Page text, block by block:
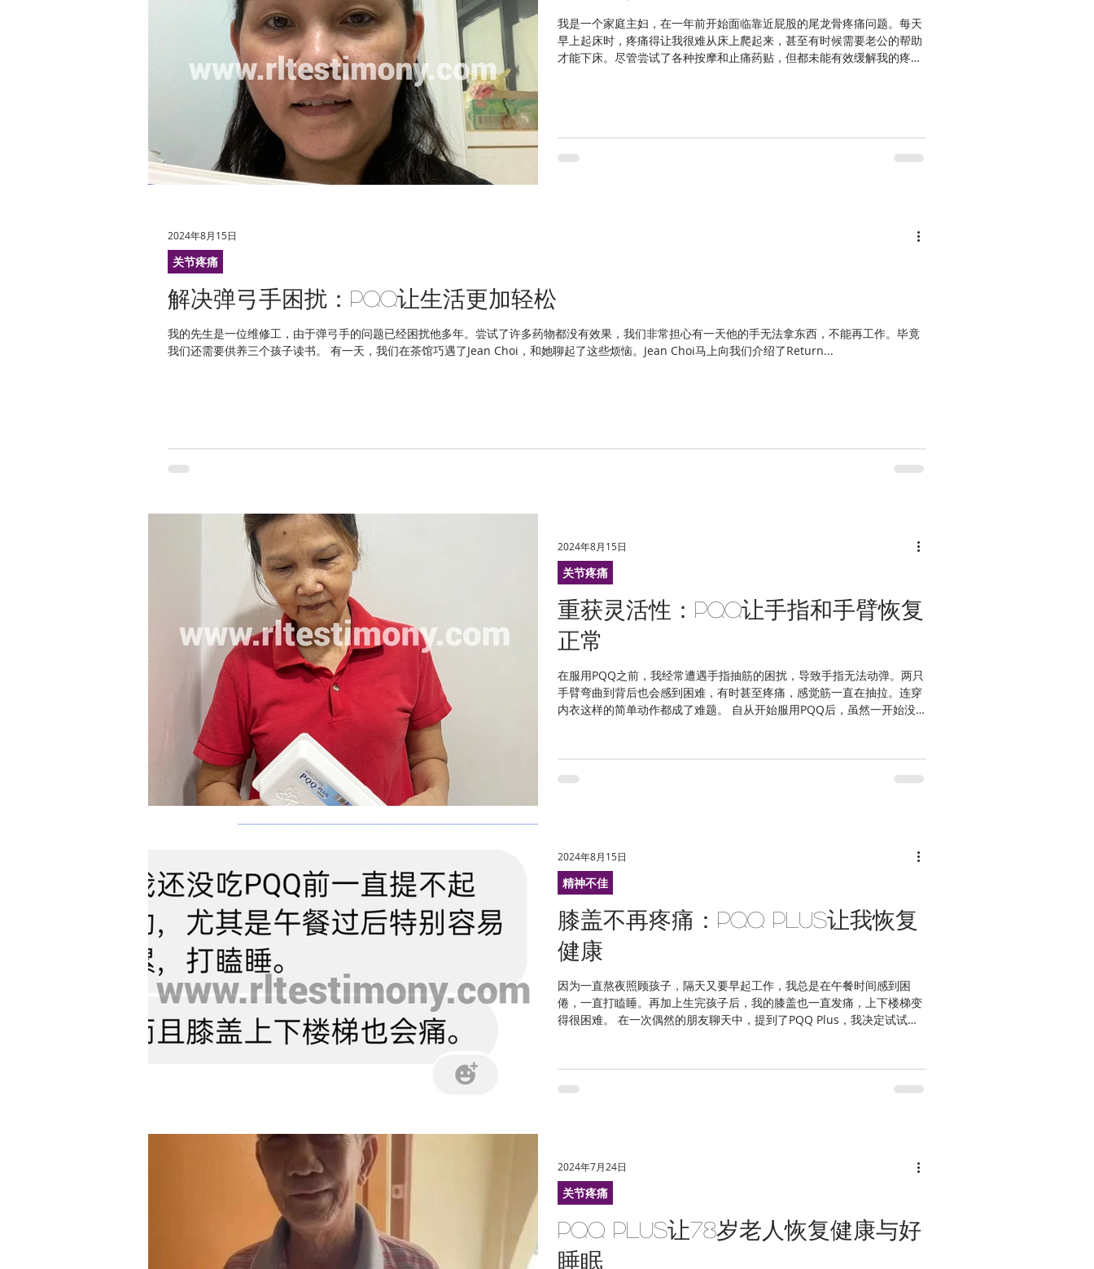
我是一个家庭主妇，在一年前开始面临靠近屁股的尾龙骨疼痛问题。每天
早上起床时，疼痛得让我很难从床上爬起来，甚至有时候需要老公的帮助
才能下床。尽管尝试了各种按摩和止痛药贴，但都未能有效缓解我的疼痛
解决弹弓手困扰：PQQ让生活更加轻松
我的先生是一位维修工，由于弹弓手的问题已经困扰他多年。尝试了许多药物都没有效果，我们非常担心有一天他的手无法拿东西，不能再工作。毕竟
我们还需要供养三个孩子读书。 有一天，我们在茶馆巧遇了Jean Choi，和她聊起了这些烦恼。Jean Choi马上向我们介绍了Return...
关节疼痛
2024年8月15日
重获灵活性：PQQ让手指和手臂恢复
正常
在服用PQQ之前，我经常遭遇手指抽筋的困扰，导致手指无法动弹。两只
手臂弯曲到背后也会感到困难，有时甚至疼痛，感觉筋一直在抽拉。连穿
内衣这样的简单动作都成了难题。 自从开始服用PQQ后，虽然一开始没
关节疼痛
2024年8月15日
膝盖不再疼痛：PQQ Plus让我恢复
健康
因为一直熬夜照顾孩子，隔天又要早起工作，我总是在午餐时间感到困
倦，一直打瞌睡。再加上生完孩子后，我的膝盖也一直发痛，上下楼梯变
得很困难。 在一次偶然的朋友聊天中，提到了PQQ Plus，我决定试试
精神不佳
2024年8月15日
PQQ Plus让78岁老人恢复健康与好
睡眠
关节疼痛
2024年7月24日